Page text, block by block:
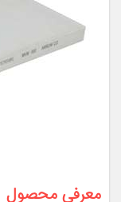
معرفی محصول